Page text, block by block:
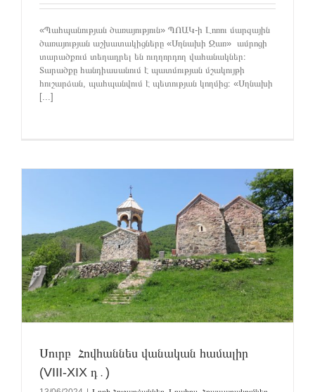
«Պահպանության ծառայություն» ՊՈԱԿ-ի Լոռու մարզային
ծառայության աշխատակիցները «Սղնախի Զառ» ամրոցի
տարածքում տեղադրել են ուղղորդող վահանակներ։
Տարածքը հանդիասանում է պատմության մշակույթի
հուշարձան, պահպանվում է պետության կողմից։ «Սղնախի
[...]
Սուրբ Հովհաննես վանական համալիր
(VIII-XIX դ․)